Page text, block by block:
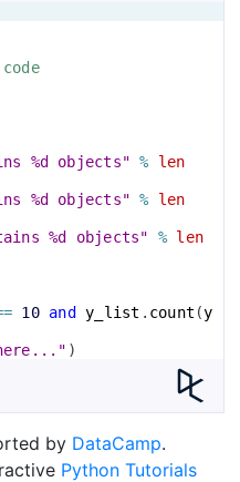
%d objects" %
len
%d objects" %
len
%d objects" % len
10 and y_list . count (y
)
by DataCamp.
Python Tutorials